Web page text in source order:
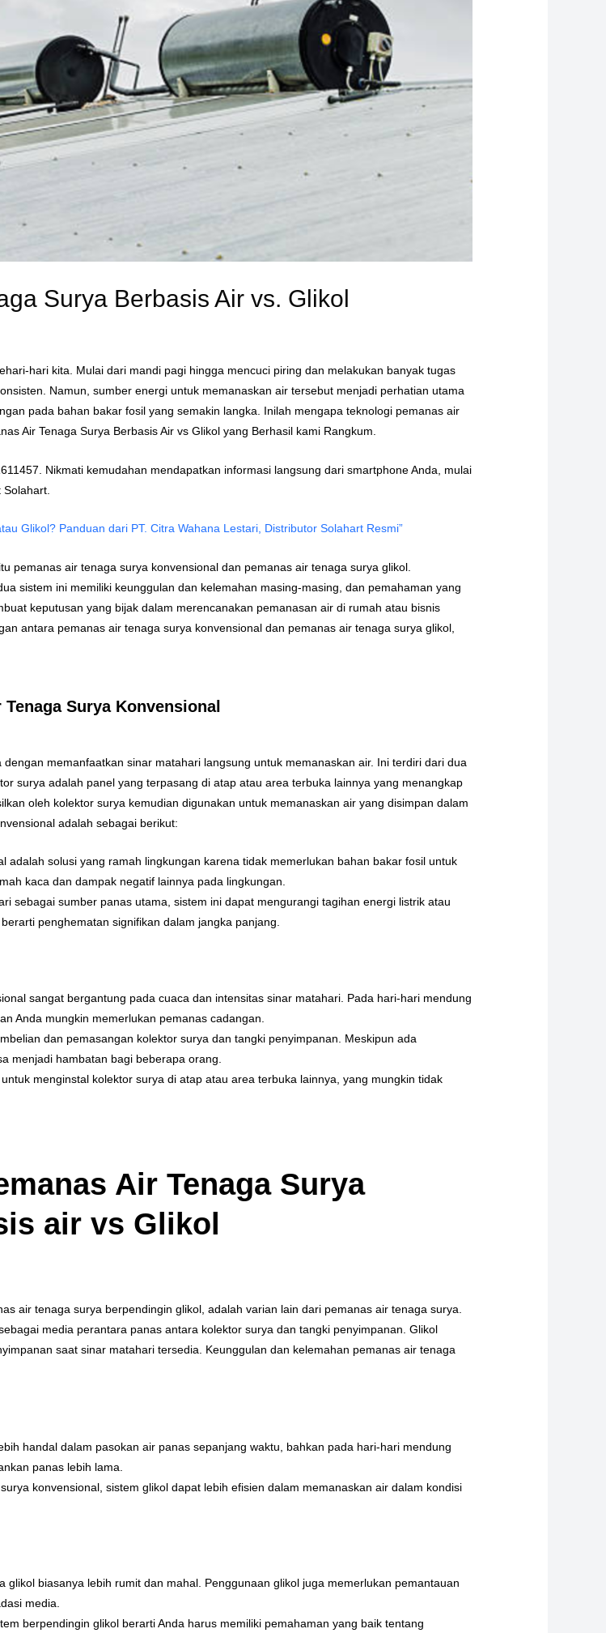
Surya Berbasis Air vs. Glikol
hari kita. Mulai dari mandi pagi hingga mencuci piring dan melakukan banyak tugas
Namun, sumber energi untuk memanaskan air tersebut menjadi perhatian utama
pada bahan bakar fosil yang semakin langka. Inilah mengapa teknologi pemanas air
Air Tenaga Surya Berbasis Air vs Glikol yang Berhasil kami Rangkum.
Nikmati kemudahan mendapatkan informasi langsung dari smartphone Anda, mulai
Glikol? Panduan dari PT. Citra Wahana Lestari, Distributor Solahart Resmi”
pemanas air tenaga surya konvensional dan pemanas air tenaga surya glikol.
sistem ini memiliki keunggulan dan kelemahan masing-masing, dan pemahaman yang
keputusan yang bijak dalam merencanakan pemanasan air di rumah atau bisnis
antara pemanas air tenaga surya konvensional dan pemanas air tenaga surya glikol,
Tenaga Surya Konvensional
memanfaatkan sinar matahari langsung untuk memanaskan air. Ini terdiri dari dua
surya adalah panel yang terpasang di atap atau area terbuka lainnya yang menangkap
oleh kolektor surya kemudian digunakan untuk memanaskan air yang disimpan dalam
adalah sebagai berikut:
adalah solusi yang ramah lingkungan karena tidak memerlukan bahan bakar fosil untuk
kaca dan dampak negatif lainnya pada lingkungan.
sebagai sumber panas utama, sistem ini dapat mengurangi tagihan energi listrik atau
penghematan signifikan dalam jangka panjang.
sangat bergantung pada cuaca dan intensitas sinar matahari. Pada hari-hari mendung
Anda mungkin memerlukan pemanas cadangan.
dan pemasangan kolektor surya dan tangki penyimpanan. Meskipun ada
menjadi hambatan bagi beberapa orang.
menginstal kolektor surya di atap atau area terbuka lainnya, yang mungkin tidak
Air Tenaga Surya
air vs Glikol
air tenaga surya berpendingin glikol, adalah varian lain dari pemanas air tenaga surya.
media perantara panas antara kolektor surya dan tangki penyimpanan. Glikol
saat sinar matahari tersedia. Keunggulan dan kelemahan pemanas air tenaga
handal dalam pasokan air panas sepanjang waktu, bahkan pada hari-hari mendung
panas lebih lama.
konvensional, sistem glikol dapat lebih efisien dalam memanaskan air dalam kondisi
glikol biasanya lebih rumit dan mahal. Penggunaan glikol juga memerlukan pemantauan
media.
berpendingin glikol berarti Anda harus memiliki pemahaman yang baik tentang